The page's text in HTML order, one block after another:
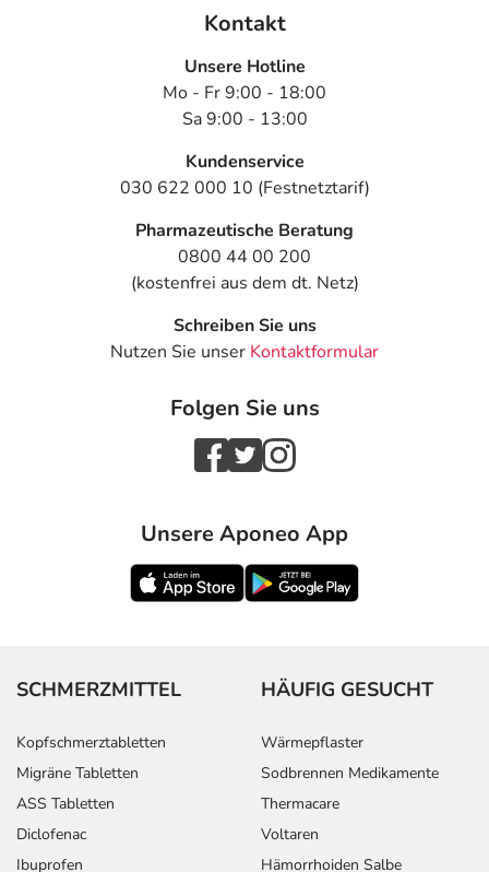
Kontakt
Unsere Hotline
Mo - Fr 9:00 - 18:00
Sa 9:00 - 13:00
Kundenservice
030 622 000 10 (Festnetztarif)
Pharmazeutische Beratung
0800 44 00 200
(kostenfrei aus dem dt. Netz)
Schreiben Sie uns
Nutzen Sie unser Kontaktformular
Folgen Sie uns
Unsere Aponeo App
SCHMERZMITTEL
Kopfschmerztabletten
Migräne Tabletten
ASS Tabletten
Diclofenac
Ibuprofen
HÄUFIG GESUCHT
Wärmepflaster
Sodbrennen Medikamente
Thermacare
Voltaren
Hämorrhoiden Salbe